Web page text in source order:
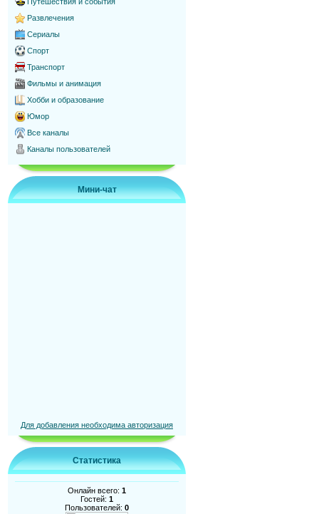
Развлечения
Сериалы
Спорт
Транспорт
Фильмы и анимация
Хобби и образование
Юмор
Все каналы
Каналы пользователей
Мини-чат
Для добавления необходима авторизация
Статистика
Онлайн всего: 1
Гостей: 1
Пользователей: 0